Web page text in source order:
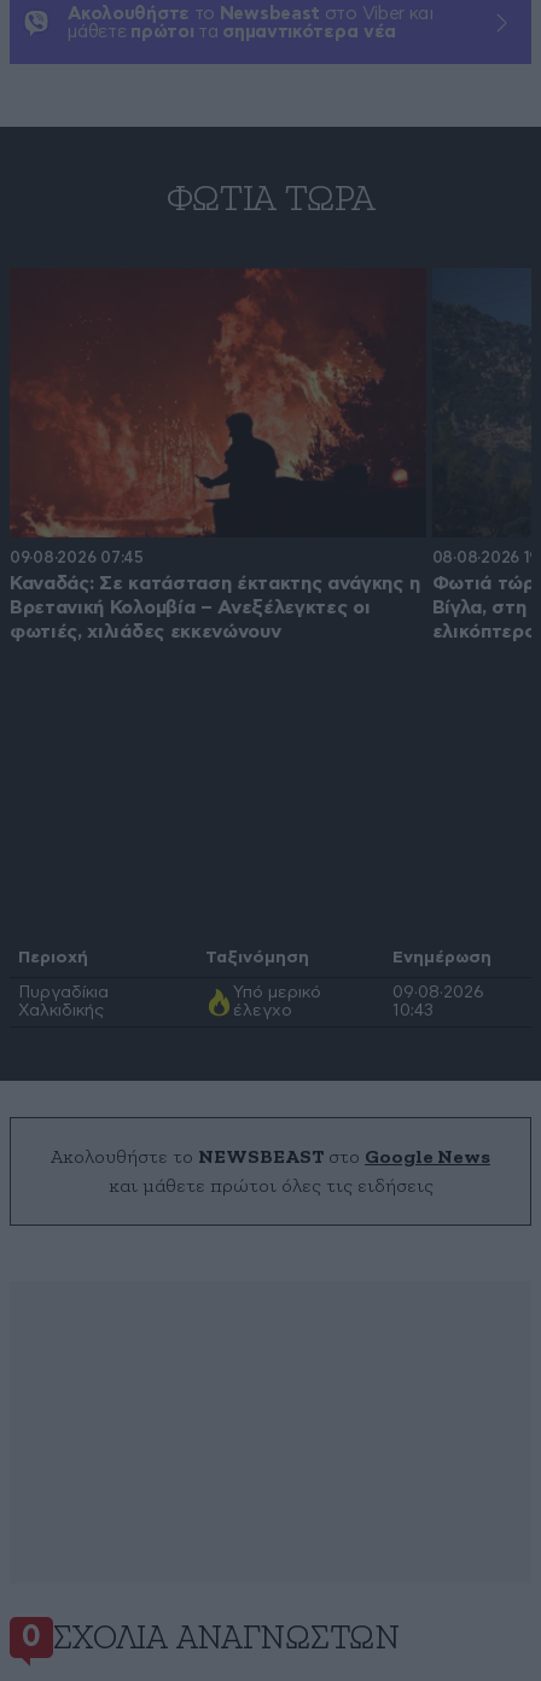
Ακολουθήστε το Newsbeast στο Viber και
μάθετε πρώτοι τα σημαντικότερα νέα
ΦΩΤΙΆ ΤΏΡΑ
09·08·2026 07:45
Καναδάς: Σε κατάσταση έκτακτης ανάγκης η
Βρετανική Κολομβία – Ανεξέλεγκτες οι
φωτιές, χιλιάδες εκκενώνουν
08·08·2026
Φωτιά
Βίγλα, στη
ελικόπτερο
Περιοχή Ταξινόμηση Ενημέρωση
Πυργαδίκια
Χαλκιδικής
Υπό μερικό
έλεγχο
09·08·2026
10:43
Ακολουθήστε το NEWSBEAST στο Google News
και μάθετε πρώτοι όλες τις ειδήσεις
0 ΣΧΌΛΙΑ ΑΝΑΓΝΩΣΤΏΝ